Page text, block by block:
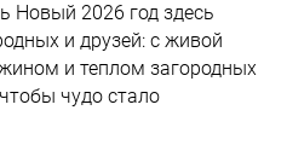
Новый 2026 год здесь
и друзей: с живой
и теплом загородных
чудо стало